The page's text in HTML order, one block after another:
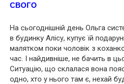
СВОГО
На сьогоднішній день Ольга
в будинку Алісу, купує їй
малятком поки чоловік з
час. І найдивніше, не бачить в
Ситуацію, що склалася вона
одно, хто у нього там є, нехай